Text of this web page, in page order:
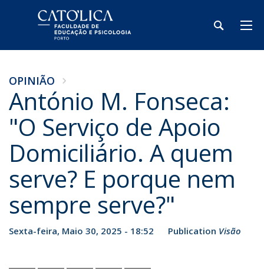
OPINIÃO
António M. Fonseca:
"O Serviço de Apoio
Domiciliário. A quem
serve? E porque nem
sempre serve?"
Sexta-feira, Maio 30, 2025 - 18:52 Publication Visão